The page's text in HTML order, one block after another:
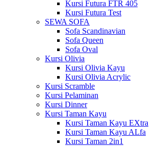
Kursi Futura FTR 405
Kursi Futura Test
SEWA SOFA
Sofa Scandinavian
Sofa Queen
Sofa Oval
Kursi Olivia
Kursi Olivia Kayu
Kursi Olivia Acrylic
Kursi Scramble
Kursi Pelaminan
Kursi Dinner
Kursi Taman Kayu
Kursi Taman Kayu EXtra
Kursi Taman Kayu ALfa
Kursi Taman 2in1